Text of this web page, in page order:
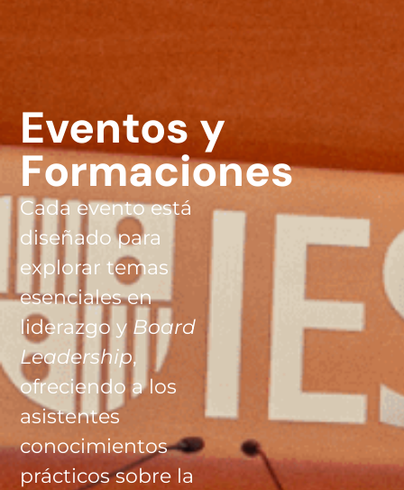
Eventos y
Formaciones
Cada evento está
diseñado para
explorar temas
esenciales en
liderazgo y Board
Leadership,
ofreciendo a los
asistentes
conocimientos
prácticos sobre la